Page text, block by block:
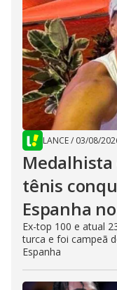
LANCE/ 03/08/
tênis
Espanha
Ex-top 100 e atual
turca e foi campeã
Espanha